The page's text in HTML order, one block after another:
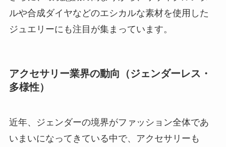
ルや合成ダイヤなどのエシカルな素材を使用した
ジュエリーにも注目が集まっています。
アクセサリー業界の動向（ジェンダーレス・
多様性）
近年、ジェンダーの境界がファッション全体であ
いまいになってきている中で、アクセサリーも